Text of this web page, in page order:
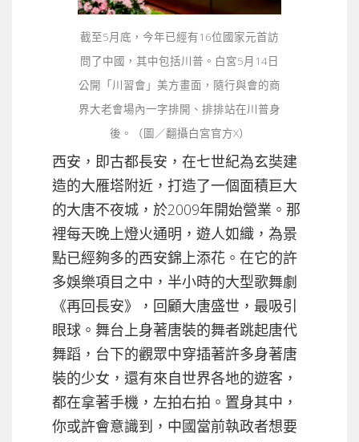
截至5月底，今年已經有16位國家元首訪
問了中國，其中包括川普。白宮5月14日
公開「川習會」美方畫面，隨行與會的商
界大老會場內一字排開、排排站在川普身
後。（圖／翻攝白宮官方X）
西安，即古都長安，在七世紀為玄奘建
造的大雁塔附近，打造了一個面積巨大
的大唐不夜城，於2009年開始營業。那
裡每天晚上燈火通明，遊人如織，為景
點已經夠多的西安錦上添花。在它的許
多娛樂項目之中，半小時的大型歌舞劇
《再回長安》，回顧大唐盛世，最吸引
眼球。舞台上身著唐裝的舞者跳起唐代
舞蹈，台下的觀眾中穿插著許多身著唐
裝的少女，還有來自世界各地的遊客，
都在拿著手機，左拍右拍。置身其中，
你或許會意識到，中國當前執政者想要